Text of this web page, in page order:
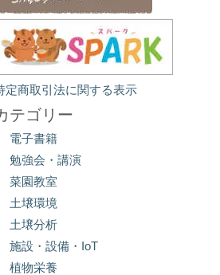
定商取引法に関する表示
テゴリー
電子書籍
勉強会・講演
菜園教室
土壌環境
土壌分析
施設・設備・IoT
植物栄養